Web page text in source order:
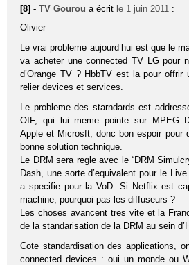
[8] -TV Gourou a écrit le 1 juin 2011 :
Olivier
Le vrai probleme aujourd’hui est que le
va acheter une connected TV LG pour
d’Orange TV ? HbbTV est la pour offrir
relier devices et services.
Le probleme des starndards est
OIF, qui lui meme pointe sur MPEG
Apple et Microsft, donc bon espoir pour
bonne solution technique.
Le DRM sera regle avec le “DRM
Dash, une sorte d’equivalent pour le
a specifie pour la VoD. Si Netflix est
machine, pourquoi pas les diffuseurs ?
Les choses avancent tres vite et la
de la standarisation de la DRM au sein
Cote standardisation des applications,
connected devices : oui un monde ou